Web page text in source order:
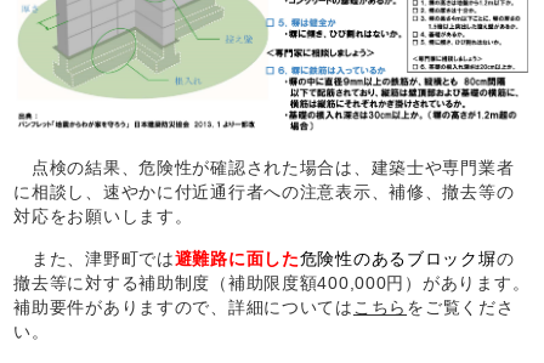
点検の結果、危険性が確認された場合は、建築士や専門業者
に相談し、速やかに付近通行者への注意表示、補修、撤去等の
対応をお願いします。
また、津野町では避難路に面した危険性のあるブロック塀の
撤去等に対する補助制度（補助限度額400,000円）があります。
補助要件がありますので、詳細については こちら をご覧くださ
い。